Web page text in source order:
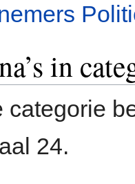
in
categorie
24.